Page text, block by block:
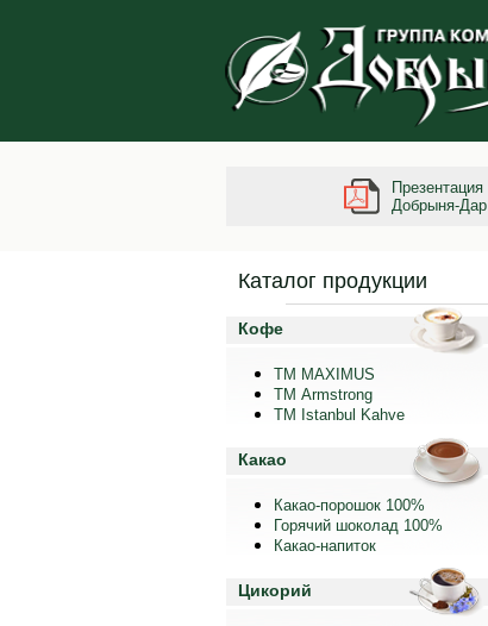
Презентация
Добрыня-Дар
Каталог продукции
Кофе
ТМ MAXIMUS
ТМ Armstrong
TM Istanbul Kahve
Какао
Какао-порошок 100%
Горячий шоколад 100%
Какао-напиток
Цикорий